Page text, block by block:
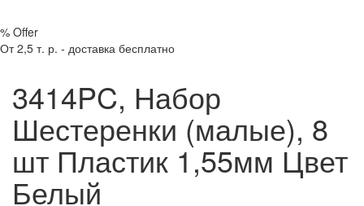
% Offer
От 2,5 т. р. - доставка бесплатно
3414PC, Набор
Шестеренки (малые), 8
шт Пластик 1,55мм Цвет
Белый